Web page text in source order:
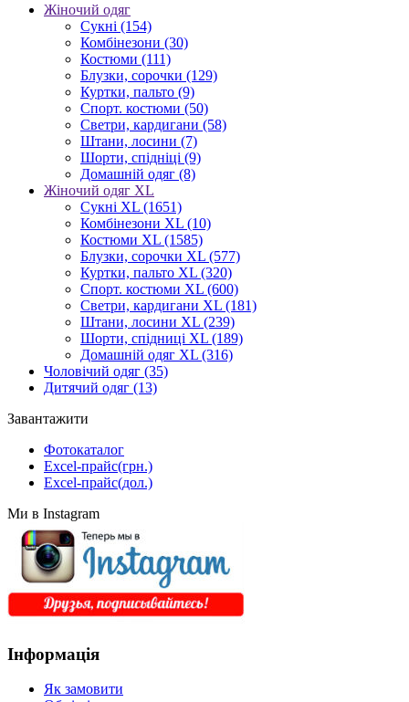
Жіночий одяг
Сукні (154)
Комбінезони (30)
Костюми (111)
Блузки, сорочки (129)
Куртки, пальто (9)
Спорт. костюми (50)
Светри, кардигани (58)
Штани, лосини (7)
Шорти, спідніці (9)
Домашній одяг (8)
Жіночий одяг XL
Cукні XL (1651)
Комбінезони XL (10)
Костюми XL (1585)
Блузки, сорочки XL (577)
Куртки, пальто XL (320)
Спорт. костюми XL (600)
Светри, кардигани XL (181)
Штани, лосини XL (239)
Шорти, спідниці XL (189)
Домашній одяг XL (316)
Чоловічий одяг (35)
Дитячий одяг (13)
Завантажити
Фотокаталог
Excel-прайс(грн.)
Excel-прайс(дол.)
Ми в Instagram
Інформація
Як замовити